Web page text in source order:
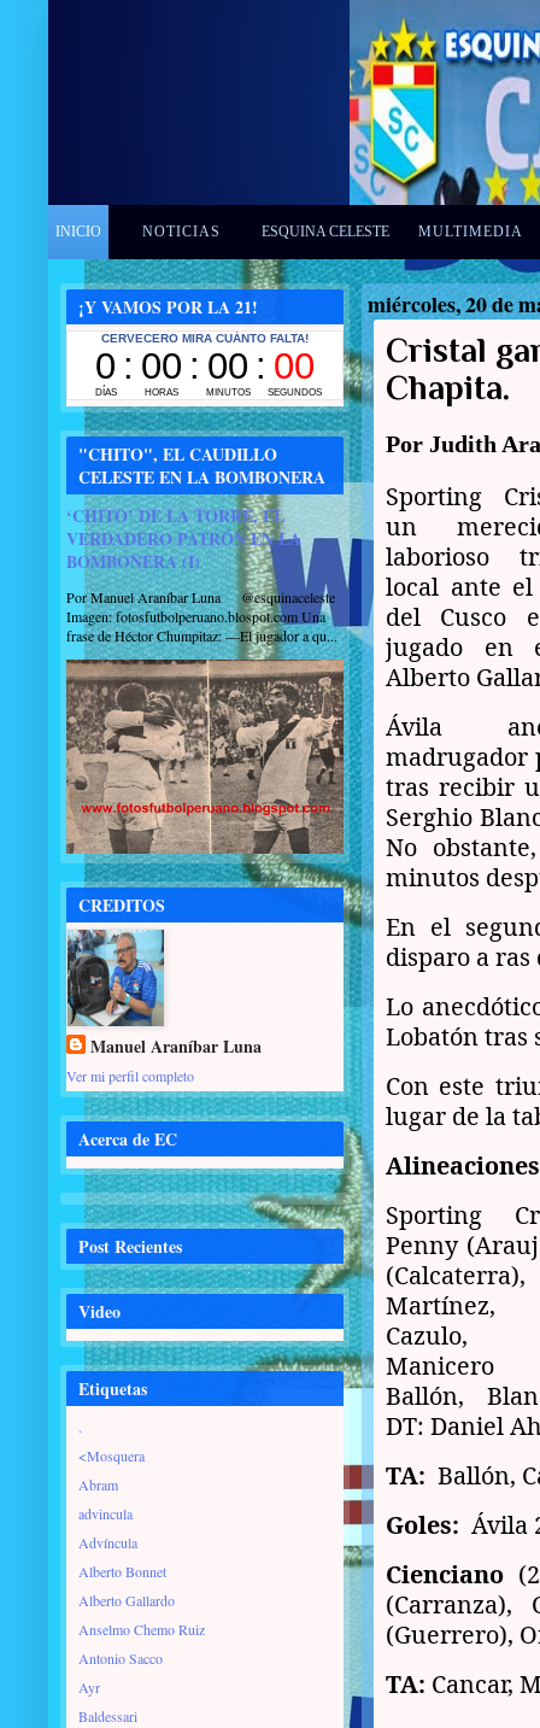
INICIO NOTICIAS ESQUINA CELESTE MULTIMEDIA
miércoles, 20 de
Cristal
Chapita.
Por Judith
Sporting
un
laborioso
local ante el
del Cusco
jugado en
Alberto
Ávila
madrugador
tras recibir
Serghio
No
minutos
En el
disparo a
Lo
Lobatón tras
Con este
lugar de la
Sporting
Penny
Martínez,
Cazulo,
Manicero
Ballón,
DT: Daniel
TA: Ballón,
Goles: Ávila
Cienciano
(Guerrero),
TA: Cancar,
¡Y VAMOS POR LA 21!
"CHITO", EL CAUDILLO
CELESTE EN LA BOMBONERA
‘CHITO’ DE LA TORRE, EL
VERDADERO PATRÓN EN LA
BOMBONERA (I)
Por Manuel Araníbar Luna @esquinaceleste
Imagen: fotosfutbolperuano.blospot.com Una
frase de Héctor Chumpitaz: —El jugador a qu...
CREDITOS
Manuel Araníbar Luna
Ver mi perfil completo
Acerca de EC
Post Recientes
Video
Etiquetas
.
<Mosquera
Abram
advincula
Advíncula
Alberto Bonnet
Alberto Gallardo
Anselmo Chemo Ruiz
Antonio Sacco
Ayr
Baldessari